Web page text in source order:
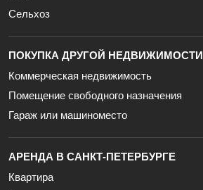
Сельхоз
ПОКУПКА ДРУГОЙ НЕДВИЖИМОСТИ
Коммерческая недвижимость
Помещение свободного назначения
Гараж или машиноместо
АРЕНДА В САНКТ-ПЕТЕРБУРГЕ
Квартира